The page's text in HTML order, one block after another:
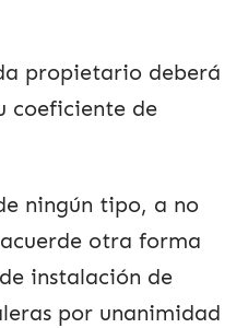
propietario deberá
coeficiente de
ningún tipo, a no
otra forma
instalación de
por unanimidad